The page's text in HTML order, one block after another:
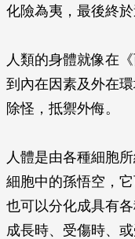
化險為夷，最後終於
人類的身體就像在
到內在因素及外在
除怪，抵禦外侮。
人體是由各種細胞
細胞中的孫悟空，
也可以分化成具有
成長時、受傷時、